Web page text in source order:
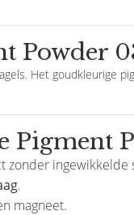
Powder
Het goudkleurige
Pigment
zonder ingewikkelde
.
magneet.